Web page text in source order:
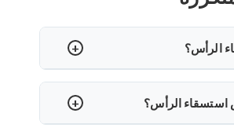
الرأس؟
حالة يوجد فيها تراكم مفرط للسائل
الدماغي النخاعي (CSF) في الدماغ. يمكن أن يتسبب ذلك
استسقاء الرأس؟